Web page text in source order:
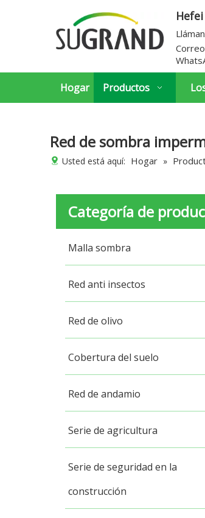
Hogar Productos
Red de sombra
Usted está aquí: Hogar »
Categoría de
Malla sombra
Red anti insectos
Red de olivo
Cobertura del suelo
Red de andamio
Serie de agricultura
Serie de seguridad en la
construcción